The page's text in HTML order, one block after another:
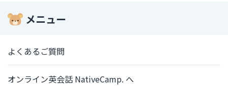
メニュー
よくあるご質問
オンライン英会話 NativeCamp. へ